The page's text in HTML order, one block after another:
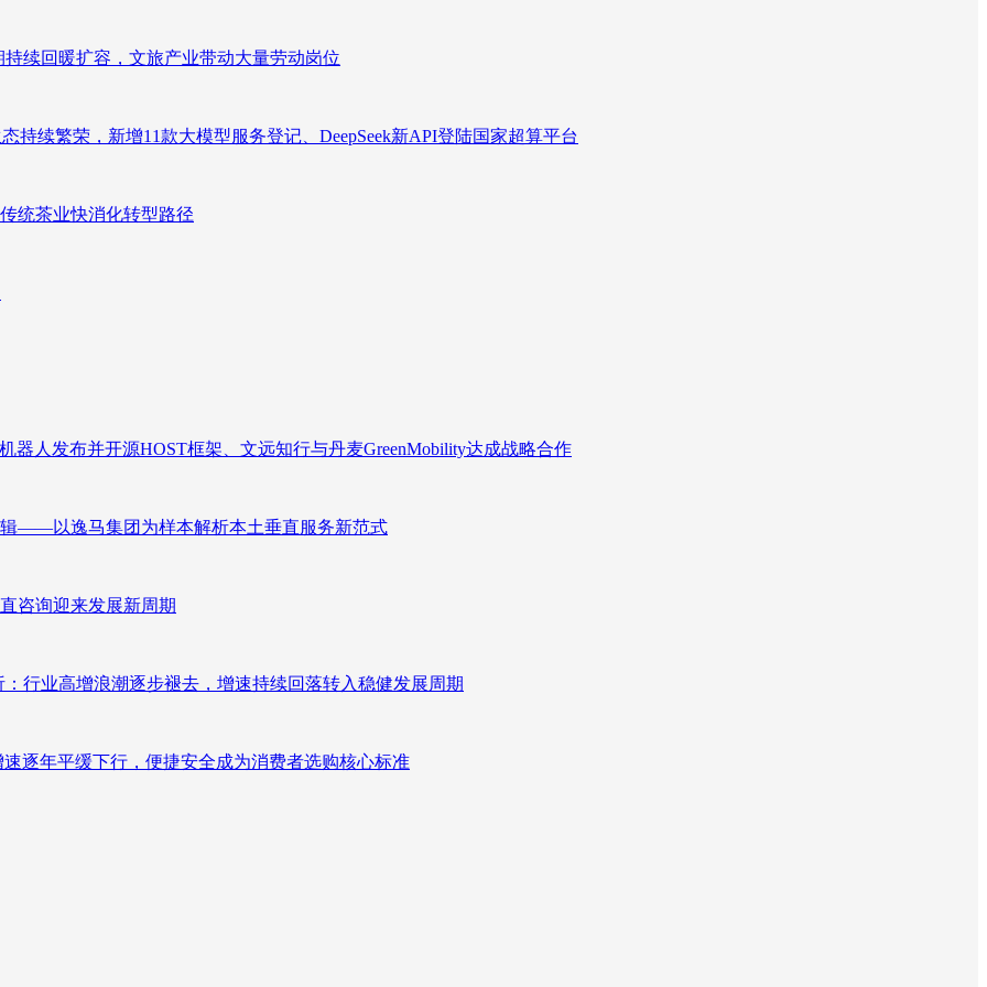
续回暖扩容，文旅产业带动大量劳动岗位
续繁荣，新增11款大模型服务登记、DeepSeek新API登陆国家超算平台
统茶业快消化转型路径
器人发布并开源HOST框架、文远知行与丹麦GreenMobility达成战略合作
——以逸马集团为样本解析本土垂直服务新范式
咨询迎来发展新周期
行业高增浪潮逐步褪去，增速持续回落转入稳健发展周期
逐年平缓下行，便捷安全成为消费者选购核心标准